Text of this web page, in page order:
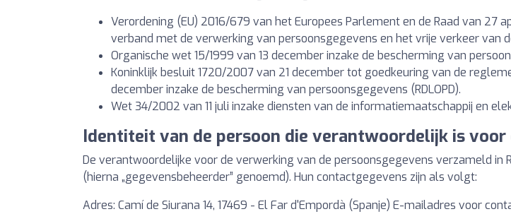
Verordening (EU) 2016/679 van het Europees Parlement en de Raad van
verband met de verwerking van persoonsgegevens en het vrije verkeer van
Organische wet 15/1999 van 13 december inzake de bescherming van
Koninklijk besluit 1720/2007 van 21 december tot goedkeuring van de
december inzake de bescherming van persoonsgegevens (RDLOPD).
Wet 34/2002 van 11 juli inzake diensten van de informatiemaatschappij en
Identiteit van de persoon die verantwoordelijk is
De verantwoordelijke voor de verwerking van de persoonsgegevens verzameld in
(hierna „gegevensbeheerder” genoemd). Hun contactgegevens zijn als volgt:
Adres: Camí de Siurana 14, 17469 - El Far d'Empordà (Spanje) E-mailadres voor